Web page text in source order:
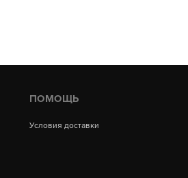
ПОМОЩЬ
Условия доставки